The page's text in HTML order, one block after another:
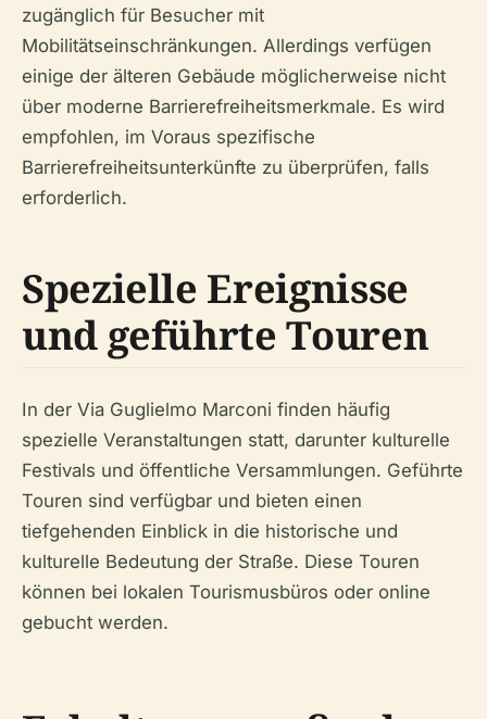
zugänglich für Besucher mit
Mobilitätseinschränkungen. Allerdings verfügen
einige der älteren Gebäude möglicherweise nicht
über moderne Barrierefreiheitsmerkmale. Es wird
empfohlen, im Voraus spezifische
Barrierefreiheitsunterkünfte zu überprüfen, falls
erforderlich.
Spezielle Ereignisse
und geführte Touren
In der Via Guglielmo Marconi finden häufig
spezielle Veranstaltungen statt, darunter kulturelle
Festivals und öffentliche Versammlungen. Geführte
Touren sind verfügbar und bieten einen
tiefgehenden Einblick in die historische und
kulturelle Bedeutung der Straße. Diese Touren
können bei lokalen Tourismusbüros oder online
gebucht werden.